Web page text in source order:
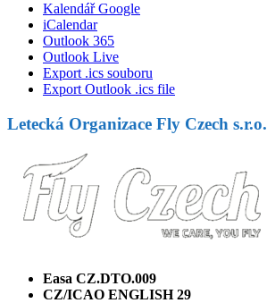
Kalendář Google
iCalendar
Outlook 365
Outlook Live
Export .ics souboru
Export Outlook .ics file
Letecká Organizace Fly Czech s.r.o.
Easa CZ.DTO.009
CZ/ICAO ENGLISH 29